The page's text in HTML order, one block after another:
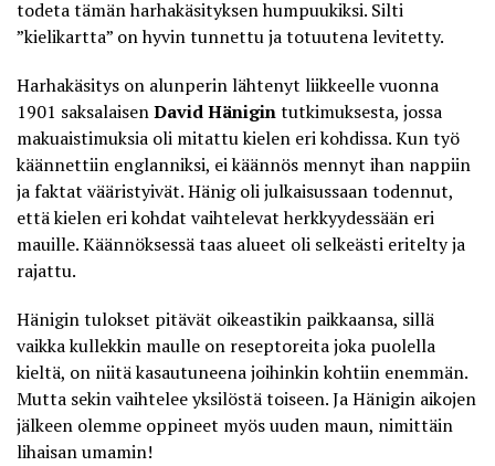
todeta tämän harhakäsityksen humpuukiksi. Silti
”kielikartta” on hyvin tunnettu ja totuutena levitetty.
Harhakäsitys on alunperin lähtenyt liikkeelle vuonna
1901 saksalaisenDavid Hänigintutkimuksesta, jossa
makuaistimuksia oli mitattu kielen eri kohdissa. Kun työ
käännettiin englanniksi, ei käännös mennyt ihan nappiin
ja faktat vääristyivät. Hänig oli julkaisussaan todennut,
että kielen eri kohdat vaihtelevat herkkyydessään eri
mauille. Käännöksessä taas alueet oli selkeästi eritelty ja
rajattu.
Hänigin tulokset pitävät oikeastikin paikkaansa, sillä
vaikka kullekkin maulle on reseptoreitajoka puolella
kieltä, on niitä kasautuneena joihinkin kohtiin enemmän.
Mutta sekin vaihtelee yksilöstä toiseen. Ja Hänigin aikojen
jälkeen olemme oppineet myös uuden maun, nimittäin
lihaisanumamin!